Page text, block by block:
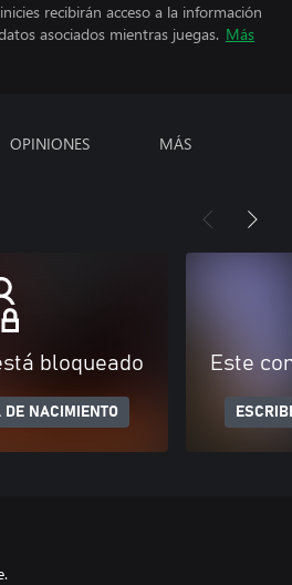
recibirán acceso a la información
asociados mientras juegas. Más
OPINIONES MÁS
bloqueado
DE NACIMIENTO
Este